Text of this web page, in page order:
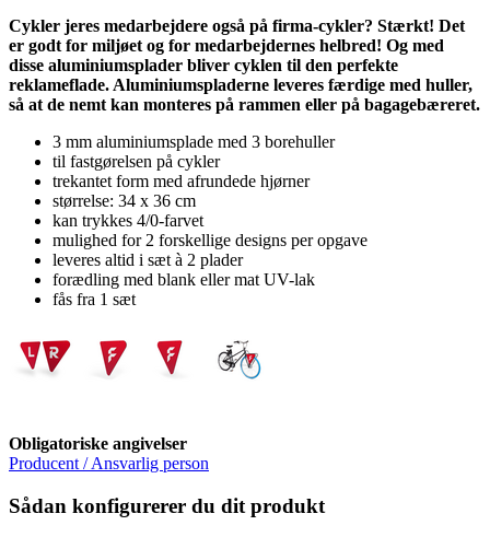
Cykler jeres medarbejdere også på firma-cykler? Stærkt! Det
er godt for miljøet og for medarbejdernes helbred! Og med
disse aluminiumsplader bliver cyklen til den perfekte
reklameflade. Aluminiumspladerne leveres færdige med huller,
så at de nemt kan monteres på rammen eller på bagagebæreret.
3 mm aluminiumsplade med 3 borehuller
til fastgørelsen på cykler
trekantet form med afrundede hjørner
størrelse: 34 x 36 cm
kan trykkes 4/0-farvet
mulighed for 2 forskellige designs per opgave
leveres altid i sæt à 2 plader
forædling med blank eller mat UV-lak
fås fra 1 sæt
Obligatoriske angivelser
Producent / Ansvarlig person
Sådan konfigurerer du dit produkt